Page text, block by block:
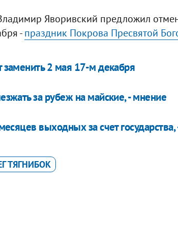
Яворивский предложил
-праздник Покрова Пресвятой
заменить 2 мая 17-м декабря
за рубеж на майские, - мнение
выходных за счет
ТЯГНИБОК